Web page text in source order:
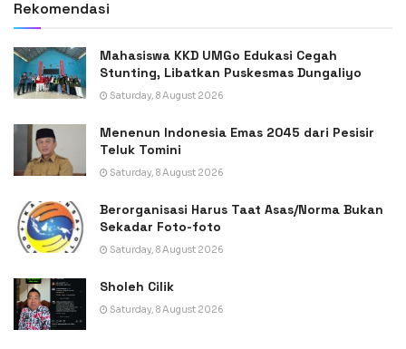
Rekomendasi
Mahasiswa KKD UMGo Edukasi Cegah
Stunting, Libatkan Puskesmas Dungaliyo
Saturday, 8 August 2026
Menenun Indonesia Emas 2045 dari Pesisir
Teluk Tomini
Saturday, 8 August 2026
Berorganisasi Harus Taat Asas/Norma Bukan
Sekadar Foto-foto
Saturday, 8 August 2026
Sholeh Cilik
Saturday, 8 August 2026